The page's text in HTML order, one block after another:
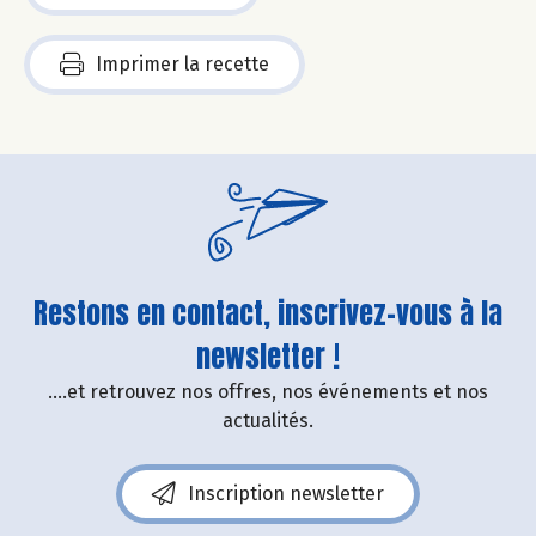
Imprimer la recette
Restons en contact, inscrivez-vous à la
newsletter !
....et retrouvez nos offres, nos événements et nos
actualités.
Inscription newsletter